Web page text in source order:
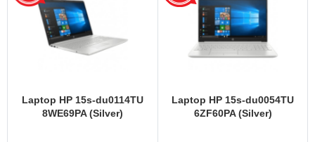
Laptop HP 15s-du0114TU
8WE69PA (Silver)
Laptop HP 15s-du0054TU
6ZF60PA (Silver)